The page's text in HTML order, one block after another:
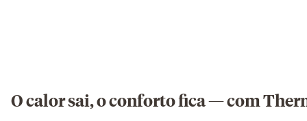
O calor sai, o conforto fica — com